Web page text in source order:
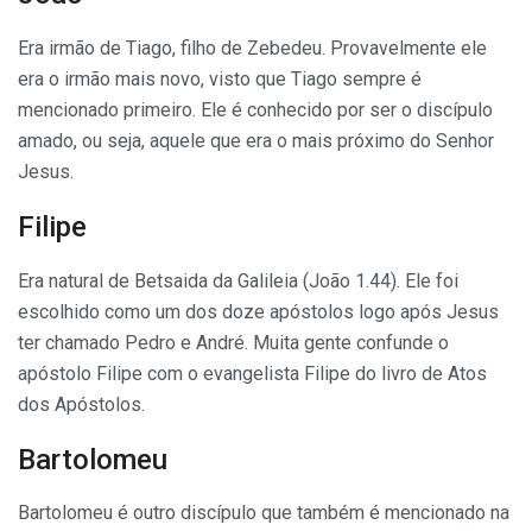
Era irmão de Tiago, filho de Zebedeu. Provavelmente ele
era o irmão mais novo, visto que Tiago sempre é
mencionado primeiro. Ele é conhecido por ser o discípulo
amado, ou seja, aquele que era o mais próximo do Senhor
Jesus.
Filipe
Era natural de Betsaida da Galileia (João 1.44). Ele foi
escolhido como um dos doze apóstolos logo após Jesus
ter chamado Pedro e André. Muita gente confunde o
apóstolo Filipe com o evangelista Filipe do livro de Atos
dos Apóstolos.
Bartolomeu
Bartolomeu é outro discípulo que também é mencionado na